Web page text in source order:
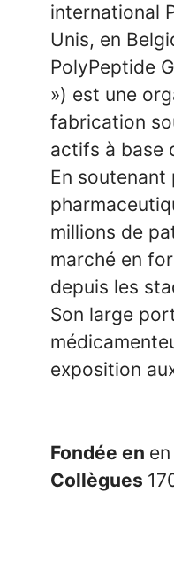
international
Unis, en
PolyPeptide
») est une
fabrication
actifs à base
En soutenant
millions de
marché en
depuis les
Son large
exposition
Fondée en
Collègues